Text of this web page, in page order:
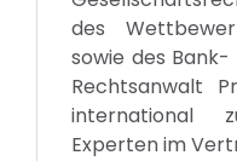
des
sowie des
Rechtsanwalt
international
Experten im